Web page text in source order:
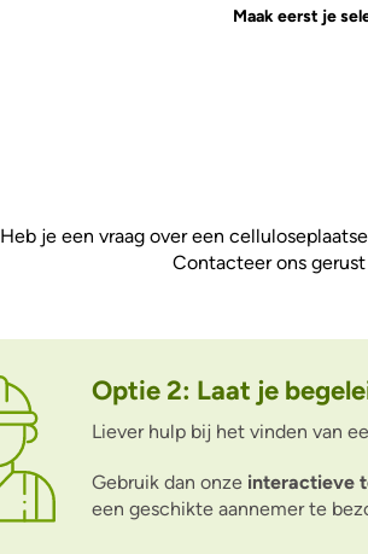
Maak eerst je
Heb je een vraag over een
Contacteer ons
Optie 2: Laat je
Liever hulp bij het vinden van
Gebruik dan onze interactieve
een geschikte aannemer te